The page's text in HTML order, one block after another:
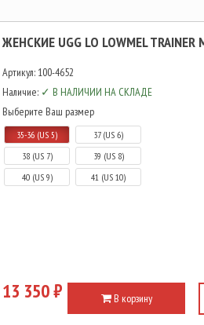
ЖЕНСКИЕ UGG LO LOWMEL TRAINER
Артикул: 100-4652
Наличие: ✓ В НАЛИЧИИ НА СКЛАДЕ
Выберите Ваш размер
35-36 (US 5)
37 (US 6)
38 (US 7)
39 (US 8)
40 (US 9)
41 (US 10)
13 350 ₽ В корзину